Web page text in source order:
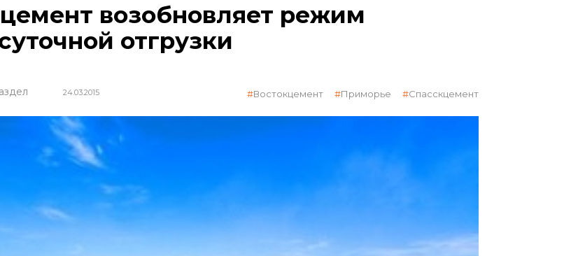
возобновляет режим
отгрузки
24.03.2015 Востокцемент Приморье Спасскцемент